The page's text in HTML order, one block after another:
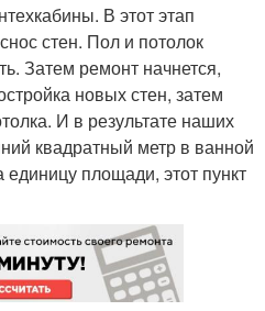
В этот этап
стен. Пол и потолок
Затем ремонт начнется,
новых стен, затем
И в результате наших
квадратный метр в ванной
площади, этот пункт